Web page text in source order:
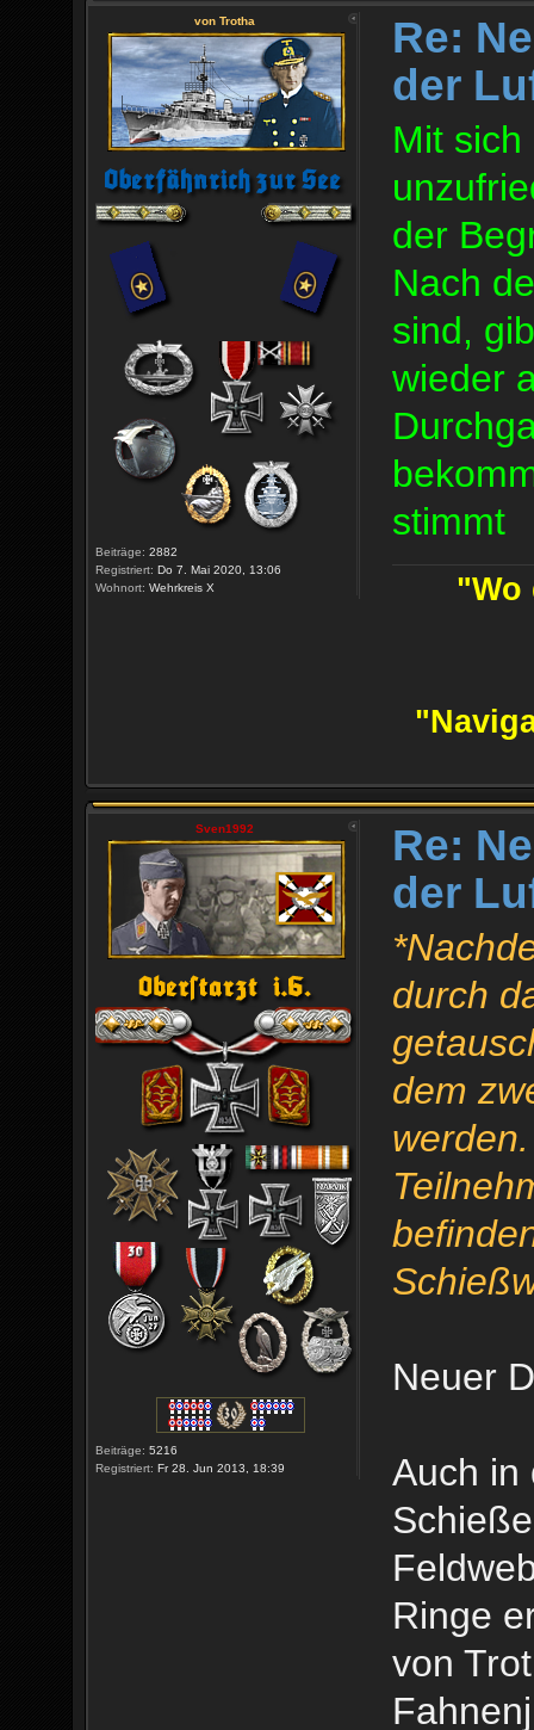
von Trotha
Beiträge: 2882
Registriert: Do 7. Mai 2020, 13:06
Wohnort: Wehrkreis X
Re:
der
Mit
der
Nach
sind,
wieder
stimmt
"Wo
Sven1992
Beiträge: 5216
Registriert: Fr 28. Jun 2013, 18:39
Re:
der
durch
dem
Neuer
Auch in
Ringe
von